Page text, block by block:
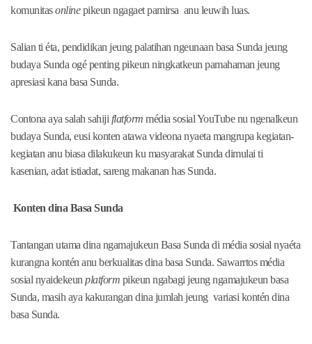
komunitasonlinepikeun ngagaet pamirsa anu leuwih luas.
Salian ti éta, pendidikan jeung palatihan ngeunaan basa Sunda jeung
budaya Sunda ogé penting pikeun ningkatkeun pamahaman jeung
apresiasi kana basa Sunda.
Contona aya salah sahijiflatform média sosial YouTube nu ngenalkeun
budaya Sunda, eusi konten atawa videona nyaeta mangrupa kegiatan-
kegiatan anu biasa dilakukeun ku masyarakat Sunda dimulai ti
kasenian, adat istiadat, sareng makanan has Sunda.
Konten dina Basa Sunda
Tantangan utama dina ngamajukeun Basa Sunda di média sosial nyaéta
kurangna kontén anu berkualitas dina basa Sunda. Sawarrtos média
sosial nyaidekeunplatform pikeun ngabagi jeung ngamajukeun basa
Sunda, masih aya kakurangan dina jumlah jeung variasi kontén dina
basa Sunda.